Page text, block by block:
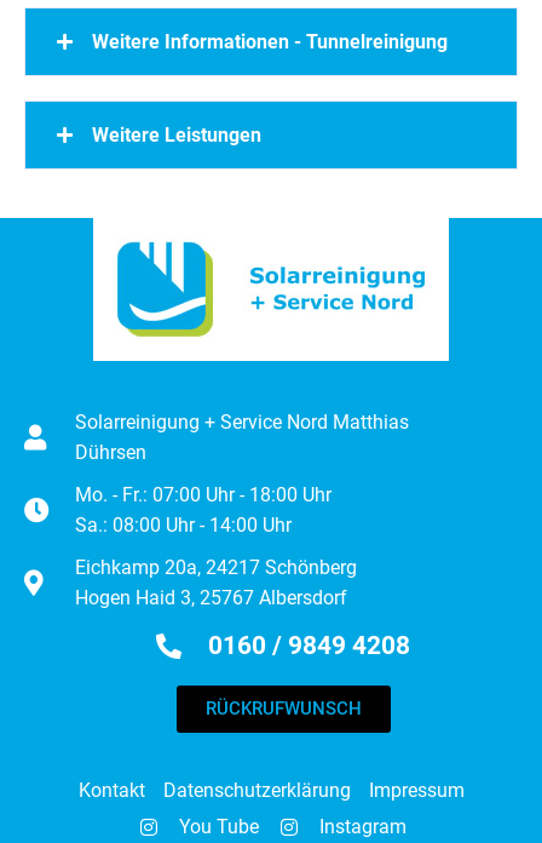
Weitere Informationen - Tunnelreinigung
Weitere Leistungen
Solarreinigung + Service Nord Matthias
Dührsen
Mo. - Fr.: 07:00 Uhr - 18:00 Uhr
Sa.: 08:00 Uhr - 14:00 Uhr
Eichkamp 20a, 24217 Schönberg
Hogen Haid 3, 25767 Albersdorf
0160 / 9849 4208
RÜCKRUFWUNSCH
Kontakt Datenschutzerklärung
Impressum
You Tube
Instagram